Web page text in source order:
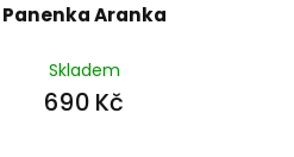
Panenka Aranka
Skladem
690 Kč